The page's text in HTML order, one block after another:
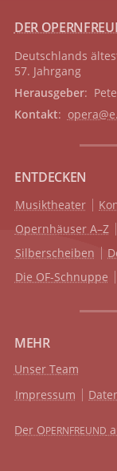
DER
Deutschlands
57. Jahrgang
Herausgeber:
Kontakt:
ENTDECKEN
Musiktheater
Opernhäuser A–Z
Silberscheiben
Die OF-Schnuppe
MEHR
Unser Team
Impressum
Der OPERNFREUND